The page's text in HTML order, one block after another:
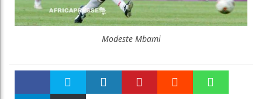
Modeste Mbami